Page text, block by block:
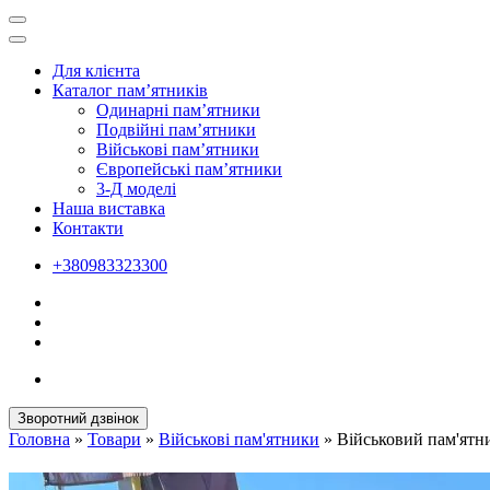
Для клієнта
Каталог пам’ятників
Одинарні пам’ятники
Подвійні пам’ятники
Військові пам’ятники
Європейські пам’ятники
3-Д моделі
Наша виставка
Контакти
+380983323300
Зворотний дзвінок
Головна » Товари » Військові пам'ятники » Військовий